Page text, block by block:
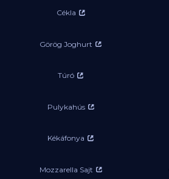
Cékla
Görög Joghurt
Túró
Pulykahús
Kékáfonya
Mozzarella Sajt